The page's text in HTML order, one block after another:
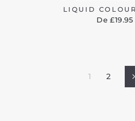
LIQUID
De £19.95
1 2